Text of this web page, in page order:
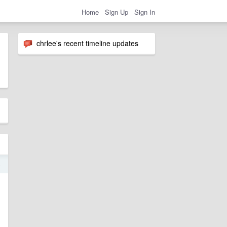
Home Sign Up Sign In
chrlee's recent timeline updates